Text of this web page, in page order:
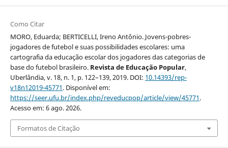
Como Citar
MORO, Eduarda; BERTICELLI, Ireno Antônio. Jovens-pobres-
jogadores de futebol e suas possibilidades escolares: uma
cartografia da educação escolar dos jogadores das categorias de
base do futebol brasileiro. Revista de Educação Popular,
Uberlândia, v. 18, n. 1, p. 122–139, 2019. DOI: 10.14393/rep-
v18n12019-45771. Disponível em:
https://seer.ufu.br/index.php/reveducpop/article/view/45771.
Acesso em: 6 ago. 2026.
Formatos de Citação